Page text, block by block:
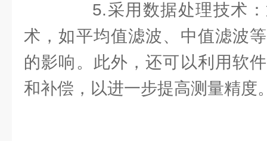
5.采用数据处理技术：
术，如平均值滤波、中值滤波
的影响。此外，还可以利用软
和补偿，以进一步提高测量精度